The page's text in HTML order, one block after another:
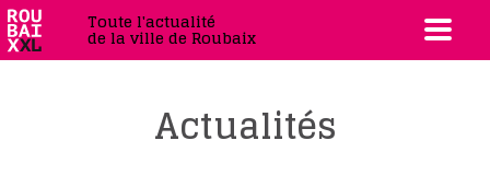
Toute l'actualité
de la ville de Roubaix
Actualités